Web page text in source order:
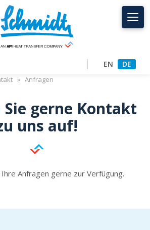
EN DE
» Anfragen
Sie gerne Kontakt
uns auf!
Anfragen gerne zur Verfügung.